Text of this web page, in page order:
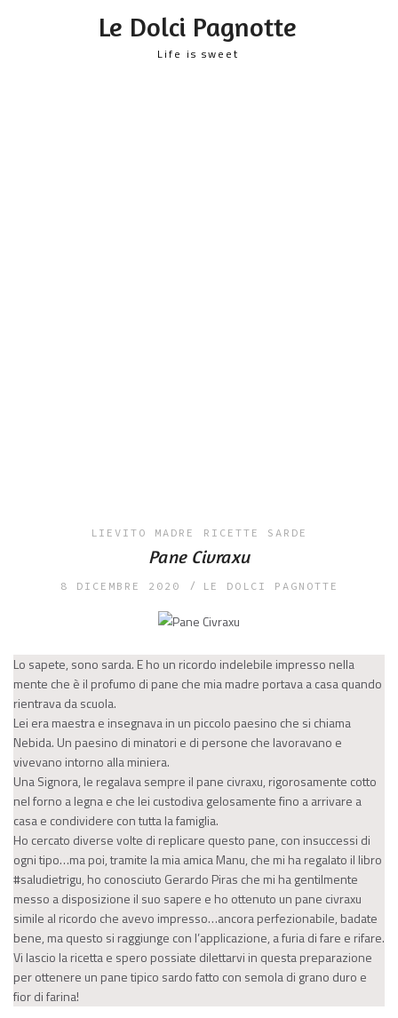
Le Dolci Pagnotte
Life is sweet
LIEVITO MADRE RICETTE SARDE
Pane Civraxu
8 DICEMBRE 2020 LE DOLCI PAGNOTTE
Lo sapete, sono sarda. E ho un ricordo indelebile impresso nella
mente che è il profumo di pane che mia madre portava a casa quando
rientrava da scuola.
Lei era maestra e insegnava in un piccolo paesino che si chiama
Nebida. Un paesino di minatori e di persone che lavoravano e
vivevano intorno alla miniera.
Una Signora, le regalava sempre il pane civraxu, rigorosamente cotto
nel forno a legna e che lei custodiva gelosamente fino a arrivare a
casa e condividere con tutta la famiglia.
Ho cercato diverse volte di replicare questo pane, con insuccessi di
ogni tipo…ma poi, tramite la mia amica Manu, che mi ha regalato il libro
#saludietrigu, ho conosciuto Gerardo Piras che mi ha gentilmente
messo a disposizione il suo sapere e ho ottenuto un pane civraxu
simile al ricordo che avevo impresso…ancora perfezionabile, badate
bene, ma questo si raggiunge con l’applicazione, a furia di fare e rifare.
Vi lascio la ricetta e spero possiate dilettarvi in questa preparazione
per ottenere un pane tipico sardo fatto con semola di grano duro e
fior di farina!